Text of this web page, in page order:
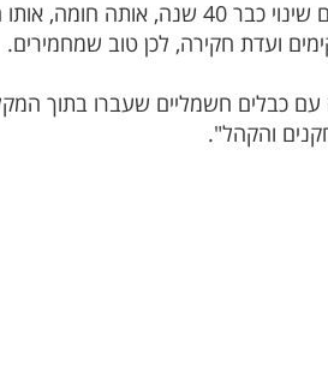
יש מגרשים שלא בוצע בהם שום
ועדת חקירה, לכן טוב שמחמירים.
עם כבלים חשמליים שעברו בתוך
והקהל".